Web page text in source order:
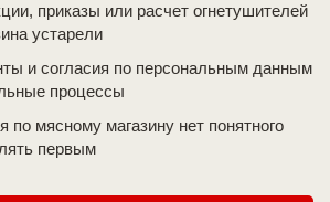
приказы или расчет огнетушителей
устарели
и согласия по персональным данным
процессы
по мясному магазину нет понятного
первым